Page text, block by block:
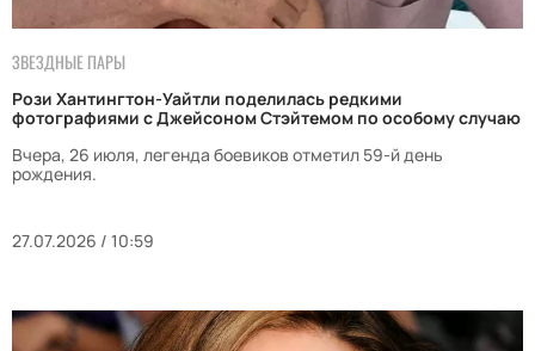
ЗВЕЗДНЫЕ ПАРЫ
Рози Хантингтон-Уайтли поделилась редкими
фотографиями с Джейсоном Стэйтемом по особому случаю
Вчера, 26 июля, легенда боевиков отметил 59-й день
рождения.
27.07.2026 / 10:59